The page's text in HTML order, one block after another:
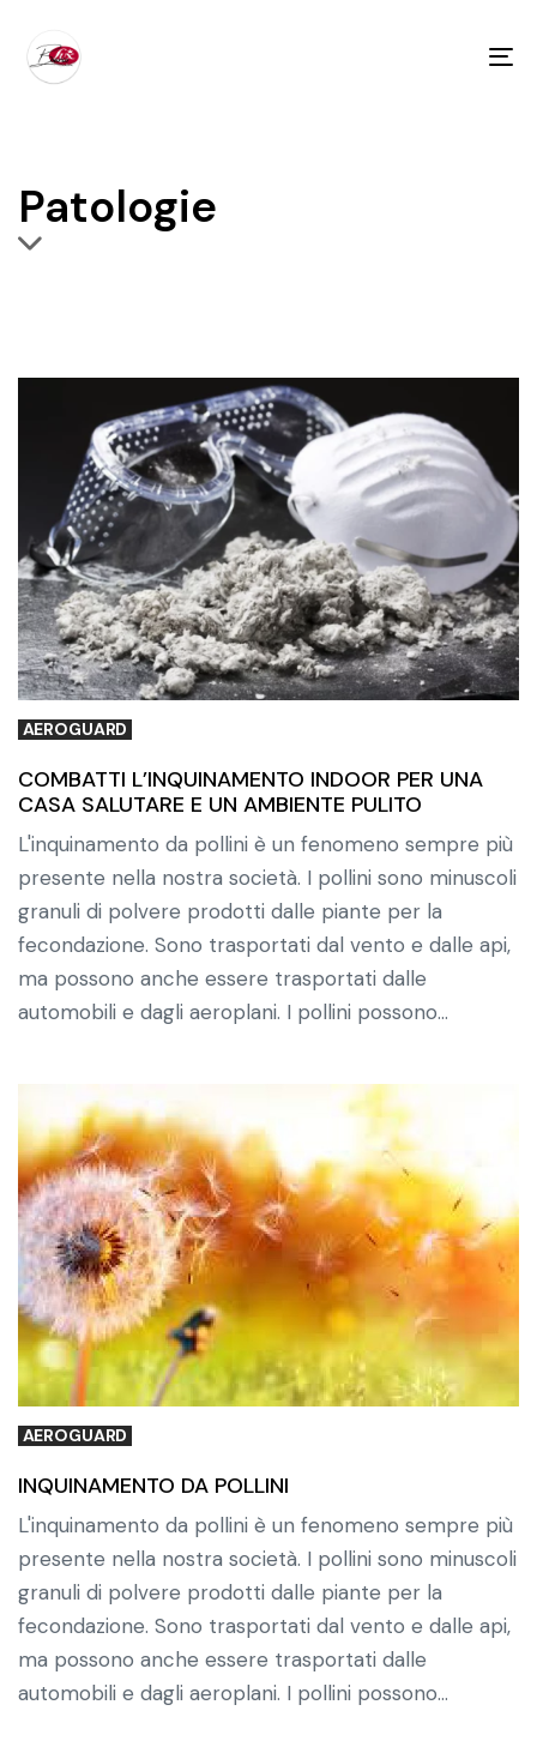
Patologie
AEROGUARD
COMBATTI L’INQUINAMENTO INDOOR PER UNA
CASA SALUTARE E UN AMBIENTE PULITO
L'inquinamento da pollini è un fenomeno sempre più
presente nella nostra società. I pollini sono minuscoli
granuli di polvere prodotti dalle piante per la
fecondazione. Sono trasportati dal vento e dalle api,
ma possono anche essere trasportati dalle
automobili e dagli aeroplani. I pollini possono…
AEROGUARD
INQUINAMENTO DA POLLINI
L'inquinamento da pollini è un fenomeno sempre più
presente nella nostra società. I pollini sono minuscoli
granuli di polvere prodotti dalle piante per la
fecondazione. Sono trasportati dal vento e dalle api,
ma possono anche essere trasportati dalle
automobili e dagli aeroplani. I pollini possono…